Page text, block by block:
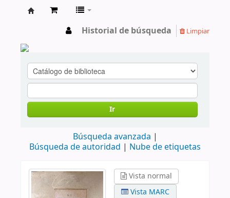
Historial de búsqueda Limpiar
Ir
Búsqueda avanzada
Búsqueda de autoridad
Nube de etiquetas
Vista normal
Vista MARC